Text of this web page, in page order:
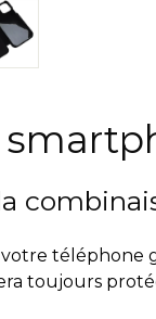
téléphone
toujours